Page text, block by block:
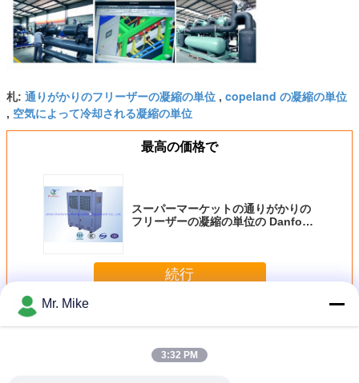
札: 通りがかりのフリーザーの凝縮の単位 , copeland の凝縮の単位
, 空気によって冷却される凝縮の単位
最高の価格で
スーパーマーケットの通りがかりの
フリーザーの凝縮の単位の Danfoss
続行
多く
Mr. Mike
3:32 PM